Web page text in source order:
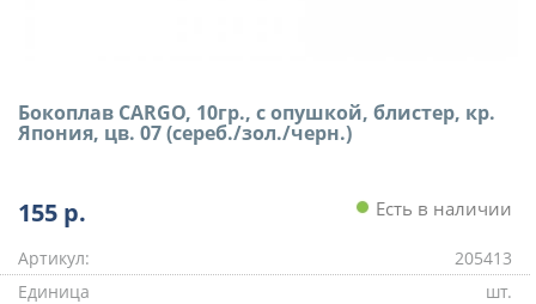
Бокоплав CARGO, 10гр., с опушкой, блистер, кр.
Япония, цв. 07 (сереб./зол./черн.)
155 р. Есть в наличии
Артикул:
205413
Единица
шт.